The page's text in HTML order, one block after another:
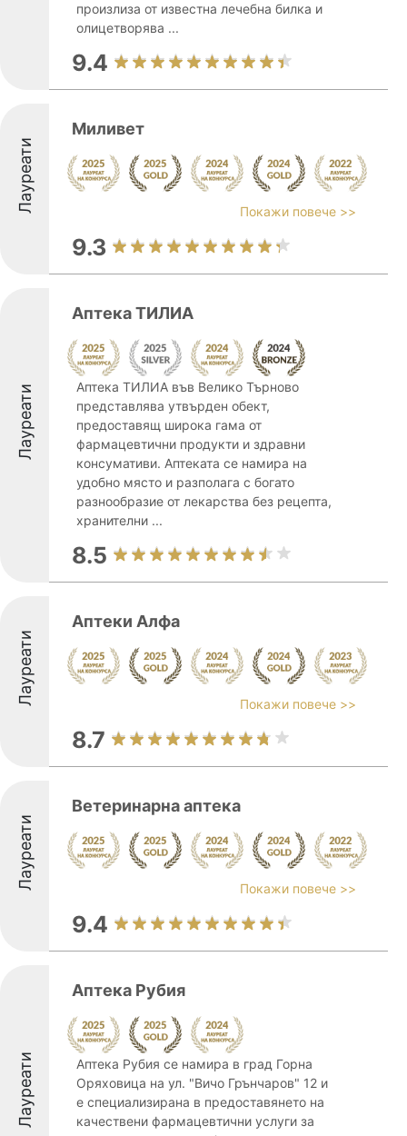
произлиза от известна лечебна билка и
олицетворява ...
9.4
Лауреати
Миливет
Покажи повече >>
9.3
Лауреати
Аптека ТИЛИА
Аптека ТИЛИА във Велико Търново
представлява утвърден обект,
предоставящ широка гама от
фармацевтични продукти и здравни
консумативи. Аптеката се намира на
удобно място и разполага с богато
разнообразие от лекарства без рецепта,
хранителни ...
8.5
Лауреати
Аптеки Алфа
Покажи повече >>
8.7
Лауреати
Ветеринарна аптека
Покажи повече >>
9.4
Лауреати
Аптека Рубия
Аптека Рубия се намира в град Горна
Оряховица на ул. "Вичо Грънчаров" 12 и
е специализирана в предоставянето на
качествени фармацевтични услуги за